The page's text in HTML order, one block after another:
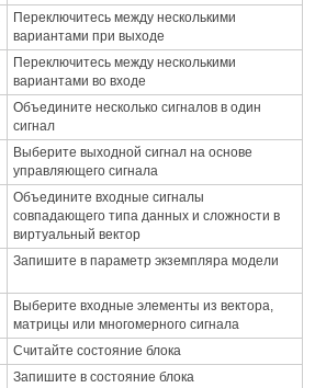
Переключитесь между несколькими
вариантами при выходе
Переключитесь между несколькими
вариантами во входе
Объедините несколько сигналов в один
сигнал
Выберите выходной сигнал на основе
управляющего сигнала
Объедините входные сигналы
совпадающего типа данных и сложности в
виртуальный вектор
Запишите в параметр экземпляра модели
Выберите входные элементы из вектора,
матрицы или многомерного сигнала
Считайте состояние блока
Запишите в состояние блока